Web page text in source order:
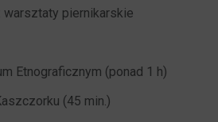
warsztaty piernikarskie
Etnograficznym (ponad 1 h)
(45 min.)